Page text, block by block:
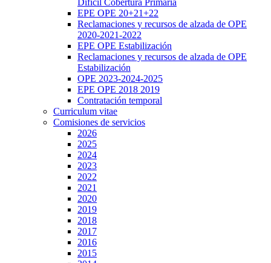
Difícil Cobertura Primaria
EPE OPE 20+21+22
Reclamaciones y recursos de alzada de OPE
2020-2021-2022
EPE OPE Estabilización
Reclamaciones y recursos de alzada de OPE
Estabilización
OPE 2023-2024-2025
EPE OPE 2018 2019
Contratación temporal
Curriculum vitae
Comisiones de servicios
2026
2025
2024
2023
2022
2021
2020
2019
2018
2017
2016
2015